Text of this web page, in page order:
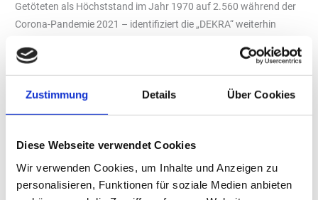
Zustimmung Details Über Cookies
Diese Webseite verwendet Cookies
Wir verwenden Cookies, um Inhalte und Anzeigen zu
personalisieren, Funktionen für soziale Medien anbieten
Getöteten als Höchststand im Jahr 1970 auf 2.560 während der
Corona-Pandemie 2021 – identifiziert die „DEKRA“ weiterhin
Technische Herausforderungen
Fahrerassistenzsysteme wie Spurverlassenswarner sind nur
begrenzt wirksam, da sie auf entsprechende Infrastruktur wie
Bäumen bleibt überhöhte Geschwindigkeit, häufig kombiniert mit
einer nassen oder verschmutzten Fahrbahn.